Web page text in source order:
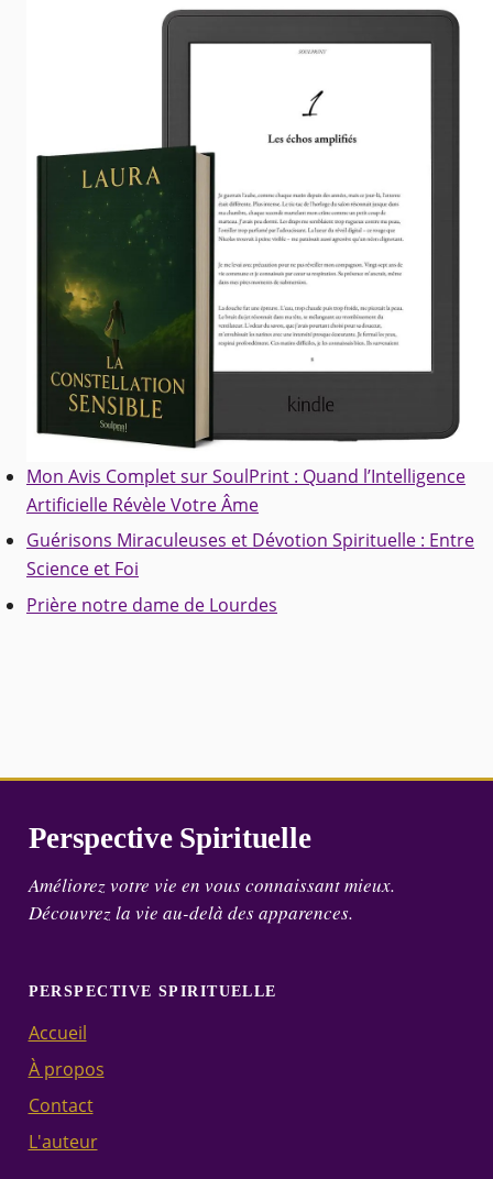
Mon Avis Complet sur SoulPrint : Quand l’Intelligence
Artificielle Révèle Votre Âme
Guérisons Miraculeuses et Dévotion Spirituelle : Entre
Science et Foi
Prière notre dame de Lourdes
Perspective Spirituelle
Améliorez votre vie en vous connaissant mieux.
Découvrez la vie au-delà des apparences.
PERSPECTIVE SPIRITUELLE
Accueil
À propos
Contact
L'auteur